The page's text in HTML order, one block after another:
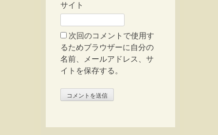
サイト
次回のコメントで使用す
るためブラウザーに自分の
名前、メールアドレス、サ
イトを保存する。